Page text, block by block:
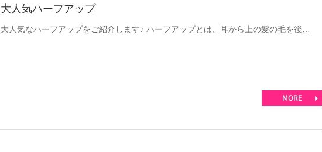
大人気ハーフアップ
大人気なハーフアップをご紹介します♪ ハーフアップとは、耳から上の髪の毛を後…
MORE